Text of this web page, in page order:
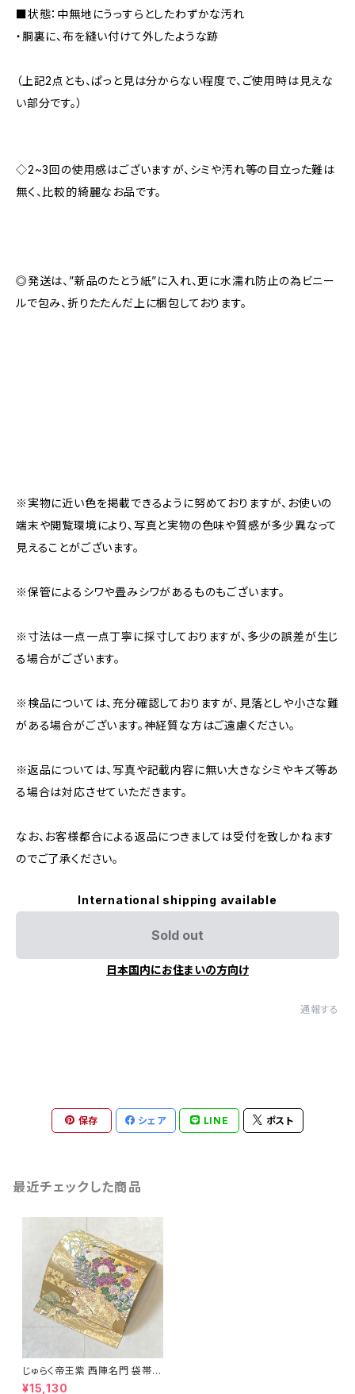
■状態：中無地にうっすらとしたわずかな汚れ
・胴裏に、布を縫い付けて外したような跡
（上記2点とも、ぱっと見は分からない程度で、ご使用時は見えな
い部分です。）
◇2~3回の使用感はございますが、シミや汚れ等の目立った難は
無く、比較的綺麗なお品です。
◎発送は、”新品のたとう紙”に入れ、更に水濡れ防止の為ビニー
ルで包み、折りたたんだ上に梱包しております。
※実物に近い色を掲載できるように努めておりますが、お使いの
端末や閲覧環境により、写真と実物の色味や質感が多少異なって
見えることがございます。
※保管によるシワや畳みシワがあるものもございます。
※寸法は一点一点丁寧に採寸しておりますが、多少の誤差が生じ
る場合がございます。
※検品については、充分確認しておりますが、見落としや小さな難
がある場合がございます。神経質な方はご遠慮ください。
※返品については、写真や記載内容に無い大きなシミやキズ等あ
る場合は対応させていただきます。
なお、お客様都合による返品につきましては受付を致しかねます
のでご了承ください。
International shipping available
Sold out
日本国内にお住まいの方向け
通報する
保存 シェア LINE ポスト
最近チェックした商品
じゅらく帝王紫 西陣名門 袋帯
花柄 冊子文 金糸 ベージュ 58
¥15,130